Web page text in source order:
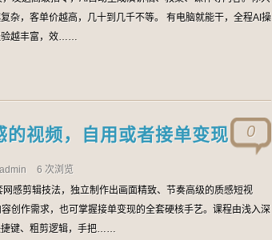
杂，客单价越高，几十到几千不等。 有电脑就能干，全程AI操
验越丰富，效……
视频，自用或者接单变现
6 次浏览
感剪辑技法，独立制作出画面精致、节奏高级的质感短视
创作需求，也可掌握接单变现的全套硬核手艺。课程由浅入深
捷键、粗剪逻辑，手把……
0